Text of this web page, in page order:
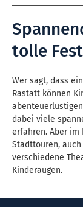
tolle
Wer sagt, dass
Rastatt können
dabei viele
erfahren. Aber im
Stadttouren,
verschiedene
Kinderaugen.